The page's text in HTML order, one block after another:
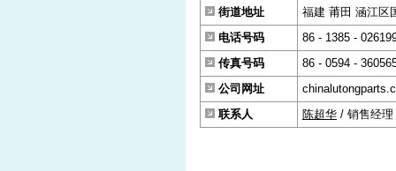
街道地址
福建 莆田 涵江区
电话号码
86 - 1385 -
传真号码
86 - 0594 -
公司网址
联系人
陈超华 / 销售经理